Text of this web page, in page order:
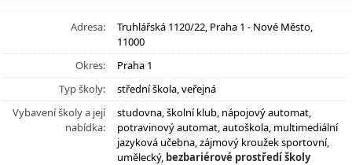
Adresa:
Truhlářská 1120/22, Praha 1 - Nové Město,
11000
Okres:
Praha 1
Typ školy:
střední škola, veřejná
Vybavení školy a její
nabídka:
studovna, školní klub, nápojový automat,
potravinový automat, autoškola, multimediální
jazyková učebna, zájmový kroužek sportovní,
umělecký, bezbariérové prostředí školy